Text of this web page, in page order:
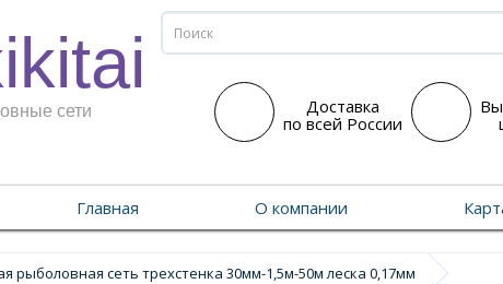
сети
Доставка
по всей России
Главная О компании
рыболовная сеть трехстенка 30мм-1,5м-50м леска 0,17мм